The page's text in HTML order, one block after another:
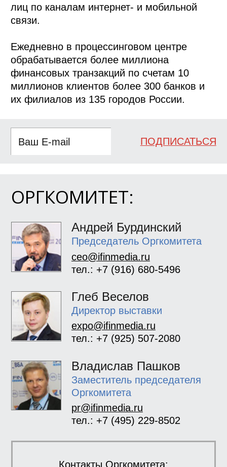
ОРГКОМИТЕТ:
Андрей Бурдинский
Председатель Оргкомитета
ceo@ifinmedia.ru
тел.: +7 (916) 680-5496
Глеб Веселов
Директор выставки
expo@ifinmedia.ru
тел.: +7 (925) 507-2080
Владислав Пашков
Заместитель председателя
Оргкомитета
pr@ifinmedia.ru
тел.: +7 (495) 229-8502
Контакты Оргкомитета:
лиц по каналам интернет- и мобильной
связи.
Ежедневно в процессинговом центре
обрабатывается более миллиона
финансовых транзакций по счетам 10
миллионов клиентов более 300 банков и
их филиалов из 135 городов России.
ПОДПИСАТЬСЯ